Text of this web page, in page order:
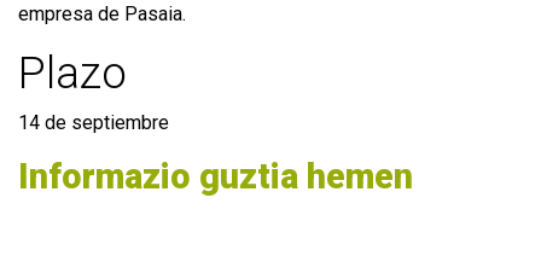
empresa de Pasaia.
Plazo
14 de septiembre
Informazio guztia hemen